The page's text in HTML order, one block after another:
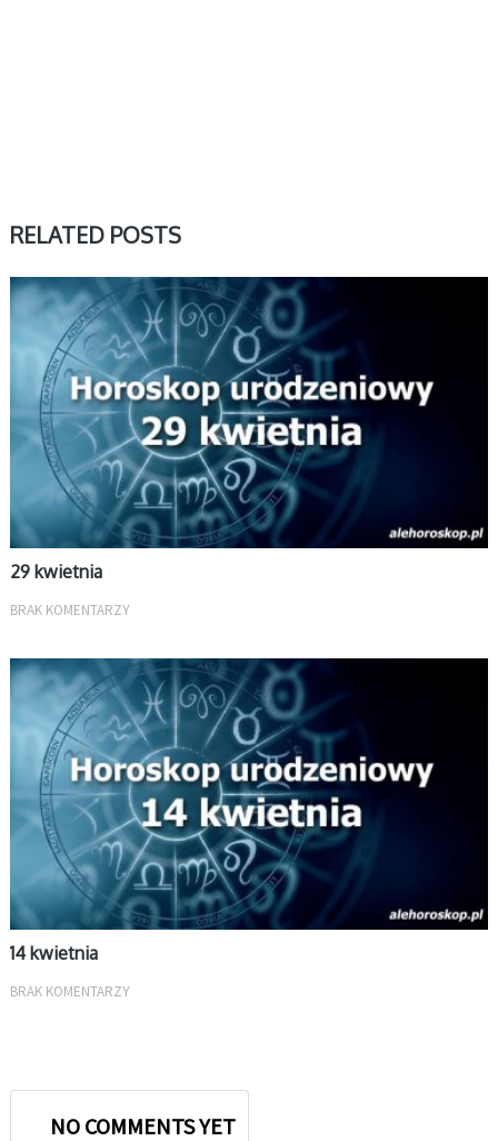
RELATED POSTS
KWIECIEŃ
29 kwietnia
BRAK KOMENTARZY
KWIECIEŃ
14 kwietnia
BRAK KOMENTARZY
NO COMMENTS YET